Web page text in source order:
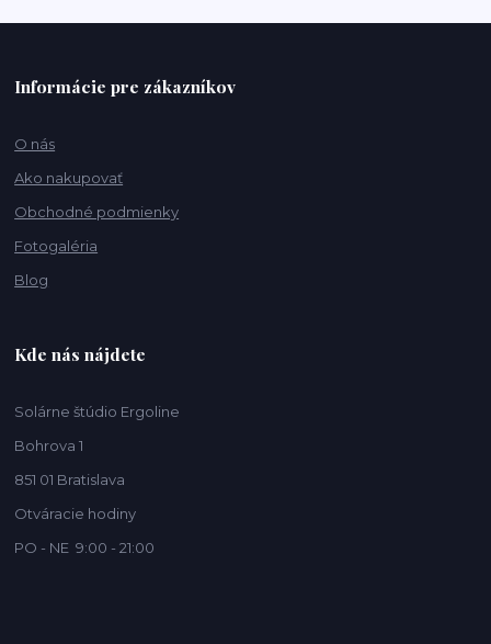
Informácie pre zákazníkov
O nás
Ako nakupovať
Obchodné podmienky
Fotogaléria
Blog
Kde nás nájdete
Solárne štúdio Ergoline
Bohrova 1
851 01 Bratislava
Otváracie hodiny
PO - NE 9:00 - 21:00